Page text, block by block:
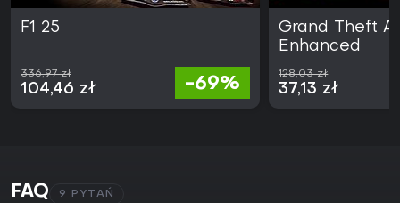
F1 25
336,97 zł
104,46 zł -69%
Grand Theft
Enhanced
128,03 zł
37,13 zł
FAQ 9 PYTAŃ